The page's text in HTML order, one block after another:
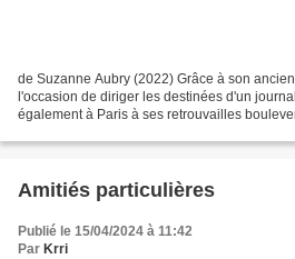
de Suzanne Aubry (2022) Grâce à son
l'occasion de diriger les destinées d'un
également à Paris à ses retrouvailles
Amitiés particulières
Publié le 15/04/2024 à 11:42
Par Krri